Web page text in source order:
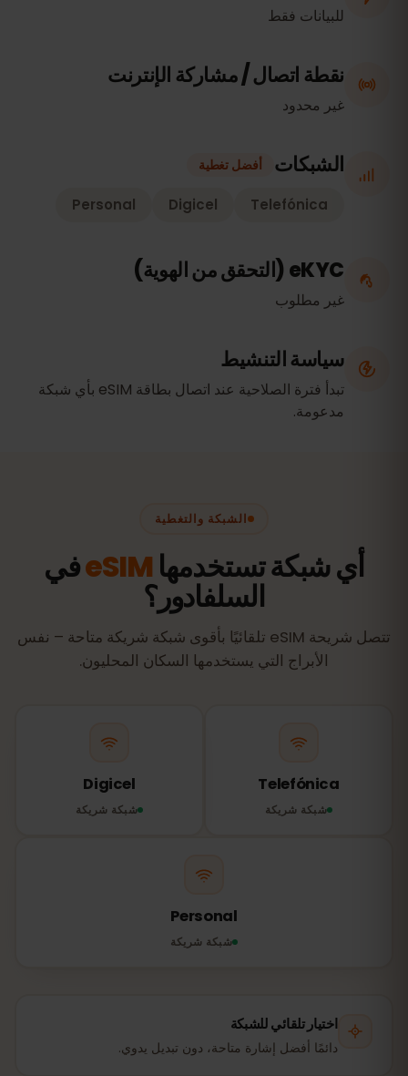
للبيانات فقط
نقطة اتصال / مشاركة الإنترنت
غير محدود
الشبكات أفضل تغطية
Telefónica
Digicel
Personal
eKYC (التحقق من الهوية)
غير مطلوب
سياسة التنشيط
تبدأ فترة الصلاحية عند اتصال بطاقة eSIM بأي شبكة
مدعومة.
الشبكة والتغطية
أي شبكة تستخدمها eSIMفي
السلفادور؟
تتصل شريحة eSIM تلقائيًا بأقوى شبكة شريكة متاحة – نفس
الأبراج التي يستخدمها السكان المحليون.
Telefónica
شبكة شريكة
Digicel
شبكة شريكة
Personal
شبكة شريكة
اختيار تلقائي للشبكة
دائمًا أفضل إشارة متاحة، دون تبديل يدوي.